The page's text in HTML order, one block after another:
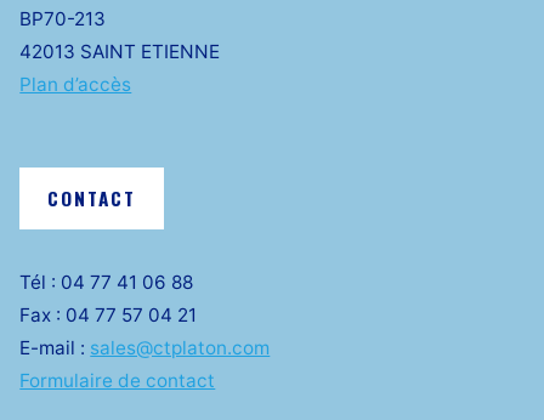
BP70-213
42013 SAINT ETIENNE
Plan d’accès
CONTACT
Tél : 04 77 41 06 88
Fax : 04 77 57 04 21
E-mail : sales@ctplaton.com
Formulaire de contact